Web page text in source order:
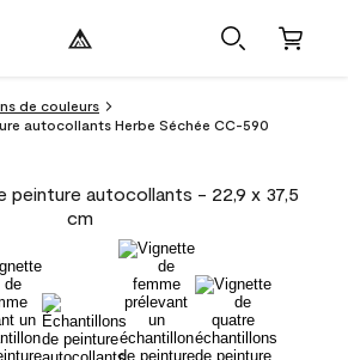
de couleurs
autocollants Herbe Séchée CC-590